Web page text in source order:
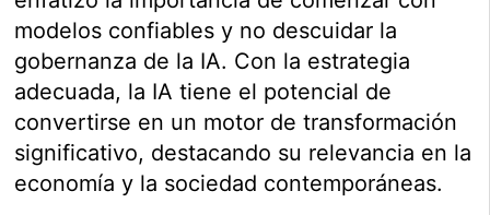
modelos confiables y no descuidar la
gobernanza de la IA. Con la estrategia
adecuada, la IA tiene el potencial de
convertirse en un motor de transformación
significativo, destacando su relevancia en la
economía y la sociedad contemporáneas.